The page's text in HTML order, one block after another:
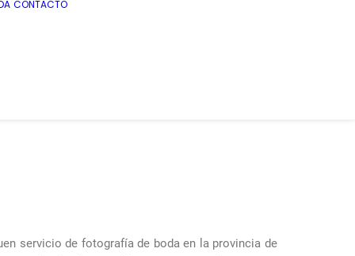
CONTACTO
servicio de fotografía de boda en la provincia de